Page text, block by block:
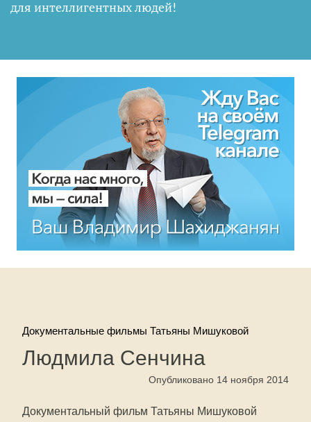
для интеллигентных людей!
Документальные фильмы Татьяны Мишуковой
Людмила Сенчина
Опубликовано 14 ноября 2014
Документальный фильм Татьяны Мишуковой